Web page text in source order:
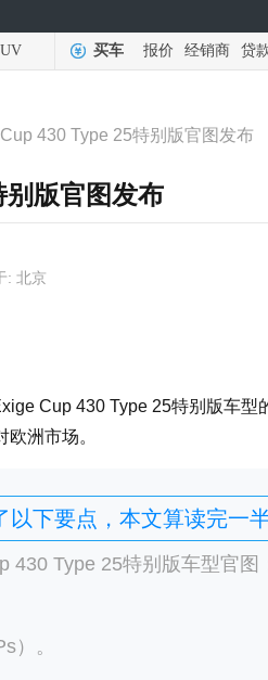
买车 报价 经销商 贷
430 Type 25特别版官图发布
版官图发布
: 北京
Cup 430 Type 25特别版车型
洲市场。
以下要点，本文算读完一
430 Type 25特别版车型官图
）。